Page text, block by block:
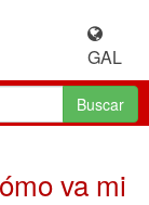
GAL
Buscar
va mi